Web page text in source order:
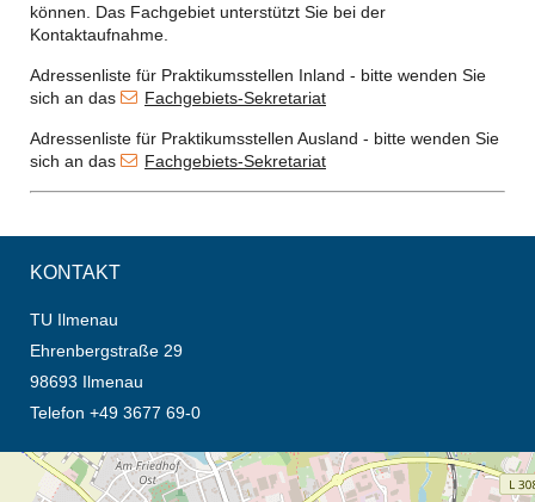
können. Das Fachgebiet unterstützt Sie bei der
Kontaktaufnahme.
Adressenliste für Praktikumsstellen Inland - bitte wenden Sie
sich an das
Fachgebiets-Sekretariat
Adressenliste für Praktikumsstellen Ausland - bitte wenden Sie
sich an das
Fachgebiets-Sekretariat
KONTAKT
TU Ilmenau
Ehrenbergstraße 29
98693 Ilmenau
Telefon +49 3677 69-0
Öffnet die Anfahrtsbeschreibung in neuem Tab (Karte)